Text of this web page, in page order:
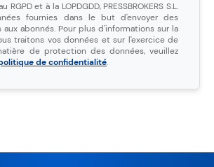
et à la LOPDGDD, PRESSBROKERS S.L.
fournies dans le but d'envoyer des
abonnés. Pour plus d'informations sur la
traitons vos données et sur l'exercice de
de protection des données, veuillez
de confidentialité.